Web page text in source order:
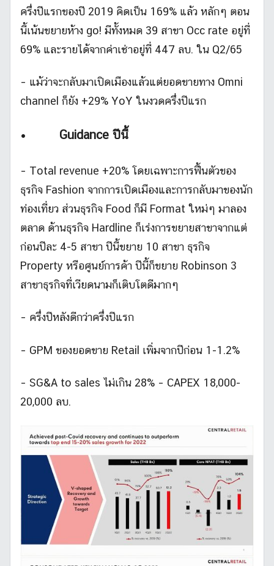
ครึ่งปีแรกของปี 2019 คิดเป็น 169% แล้ว หลักๆ ตอน
นี้เน้นขยายห้าง go! มีทั้งหมด 39 สาขา Occ rate อยู่ที่
69% และรายได้จากค่าเช่าอยู่ที่ 447 ลบ. ใน Q2/65
– แม้ว่าจะกลับมาเปิดเมืองแล้วแต่ยอดขายทาง Omni
channel ก็ยัง +29% YoY ในงวดครึ่งปีแรก
• Guidance ปีนี้
– Total revenue +20% โดยเฉพาะการฟื้นตัวของ
ธุรกิจ Fashion จากการเปิดเมืองและการกลับมาของนัก
ท่องเที่ยว ส่วนธุรกิจ Food ก็มี Format ใหม่ๆ มาลอง
ตลาด ด้านธุรกิจ Hardline ก็เร่งการขยายสาขาจากแต่
ก่อนปีละ 4-5 สาขา ปีนี้ขยาย 10 สาขา ธุรกิจ
Property หรือศูนย์การค้า ปีนี้ก็ขยาย Robinson 3
สาขาธุรกิจที่เวียดนามก็เติบโตดีมากๆ
– ครึ่งปีหลังดีกว่าครึ่งปีแรก
– GPM ของยอดขาย Retail เพิ่มจากปีก่อน 1-1.2%
– SG&A to sales ไม่เกิน 28% – CAPEX 18,000-
20,000 ลบ.